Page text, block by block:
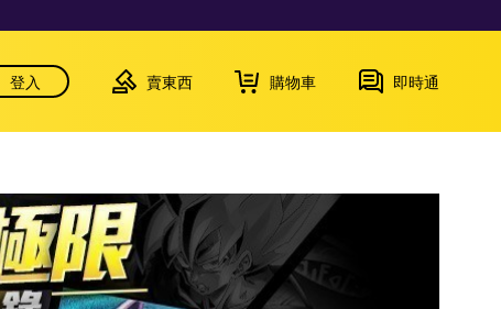
登入 賣東西 購物車 即時通